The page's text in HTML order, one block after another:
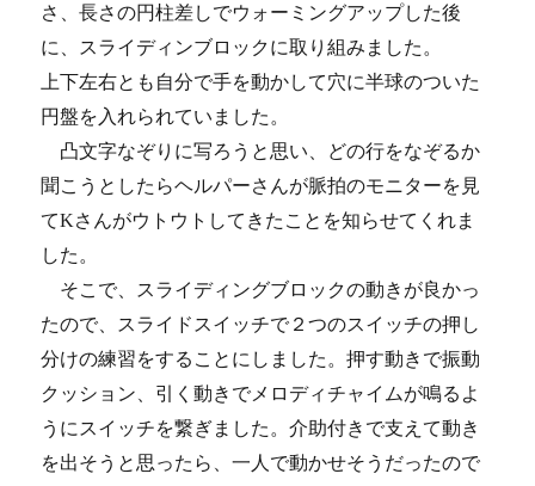
さ、長さの円柱差しでウォーミングアップした後
に、スライディンブロックに取り組みました。
上下左右とも自分で手を動かして穴に半球のついた
円盤を入れられていました。
凸文字なぞりに写ろうと思い、どの行をなぞるか
聞こうとしたらヘルパーさんが脈拍のモニターを見
てKさんがウトウトしてきたことを知らせてくれま
した。
そこで、スライディングブロックの動きが良かっ
たので、スライドスイッチで２つのスイッチの押し
分けの練習をすることにしました。押す動きで振動
クッション、引く動きでメロディチャイムが鳴るよ
うにスイッチを繋ぎました。介助付きで支えて動き
を出そうと思ったら、一人で動かせそうだったので